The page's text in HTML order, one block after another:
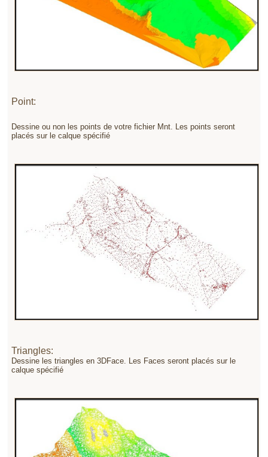
Point:
Dessine ou non les points de votre fichier Mnt. Les points seront
placés sur le calque spécifié
Triangles:
Dessine les triangles en 3DFace. Les Faces seront placés sur le
calque spécifié